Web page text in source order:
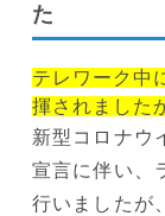
た
テレワーク中
揮されました
新型コロナウ
宣言に伴い、
行いましたが